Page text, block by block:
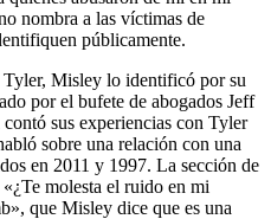
nombra a las víctimas de
públicamente.
Misley lo identificó por su
por el bufete de abogados Jeff
sus experiencias con Tyler
sobre una relación con una
en 2011 y 1997. La sección de
molesta el ruido en mi
que Misley dice que es una